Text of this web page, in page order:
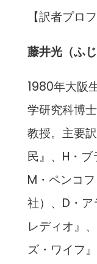
【訳者プロ
藤井光（ふ
1980年大阪
学研究科博
教授。主要
民』、H・ブ
M・ペンコ
社）、D・ア
レディオ』
ズ・ワイフ